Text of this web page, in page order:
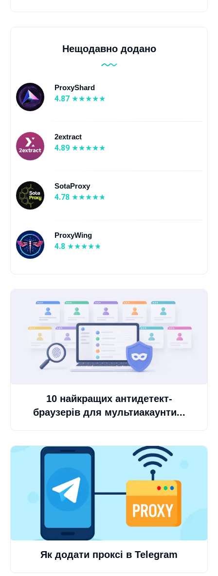
Нещодавно додано
ProxyShard
4.87
2extract
4.89
SotaProxy
4.78
ProxyWing
4.8
10 найкращих антидетект-
браузерів для мультиакаунти...
Як додати проксі в Telegram